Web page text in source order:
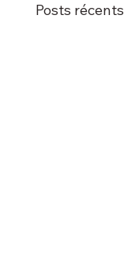
Posts récents